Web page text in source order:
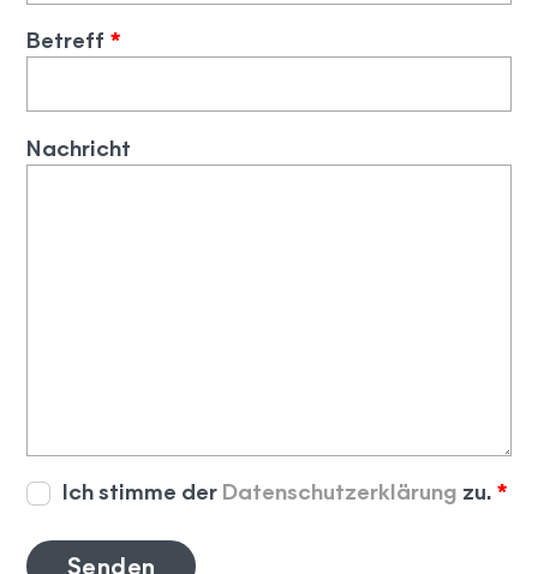
Betreff *
Nachricht
Ich stimme der Datenschutzerklärung zu. *
Senden